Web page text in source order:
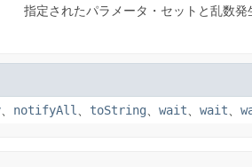
指定されたパラメータ・セットと乱数
、 notifyAll、 toString、 wait、 wait、